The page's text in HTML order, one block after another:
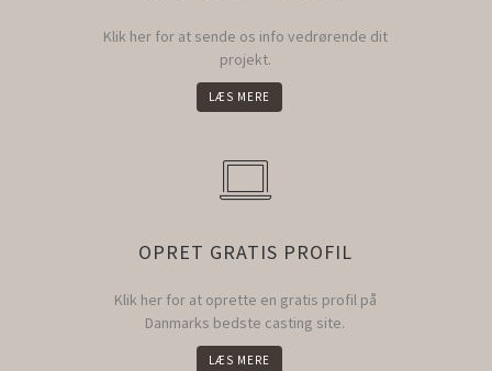
Klik her for at sende os info vedrørende dit
projekt.
LÆS MERE
OPRET GRATIS PROFIL
Klik her for at oprette en gratis profil på
Danmarks bedste casting site.
LÆS MERE